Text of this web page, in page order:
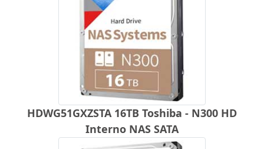
HDWG51GXZSTA 16TB Toshiba - N300 HD
Interno NAS SATA